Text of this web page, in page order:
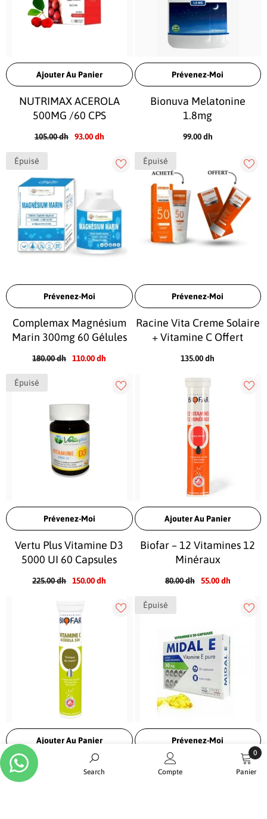
Ajouter Au Panier
NUTRIMAX ACEROLA
500MG /60 CPS
105.00 dh 93.00 dh
Prévenez-Moi
Bionuva Melatonine
1.8mg
99.00 dh
Épuisé
Prévenez-Moi
Complemax Magnésium
Marin 300mg 60 Gélules
180.00 dh 110.00 dh
Épuisé
Prévenez-Moi
Racine Vita Creme Solaire
+ Vitamine C Offert
135.00 dh
Épuisé
Prévenez-Moi
Vertu Plus Vitamine D3
5000 UI 60 Capsules
225.00 dh 150.00 dh
Ajouter Au Panier
Biofar – 12 Vitamines 12
Minéraux
80.00 dh 55.00 dh
Ajouter Au Panier
Biofar – Vitamine C
Épuisé
Prévenez-Moi
ERIC FAVRE Midal E
Home Search Compte Panier
0
0